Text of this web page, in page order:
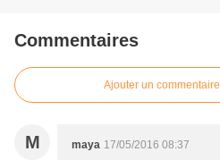
Commentaires
Ajouter un commentaire
M maya 17/05/2016 08:37